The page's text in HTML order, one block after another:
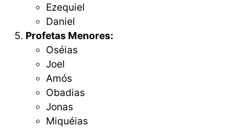
Ezequiel
Daniel
Profetas Menores:
Oséias
Joel
Amós
Obadias
Jonas
Miquéias